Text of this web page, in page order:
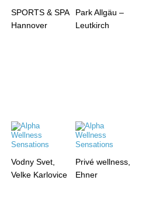
SPORTS & SPA
Hannover
Park Allgäu –
Leutkirch
Vodny Svet,
Velke Karlovice
Privé wellness,
Ehner